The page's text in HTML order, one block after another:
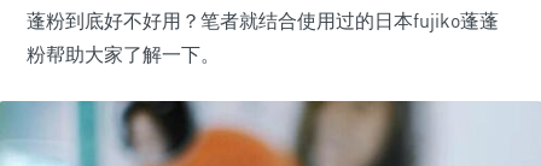
蓬粉到底好不好用？笔者就结合使用过的日本fujiko蓬蓬
粉帮助大家了解一下。